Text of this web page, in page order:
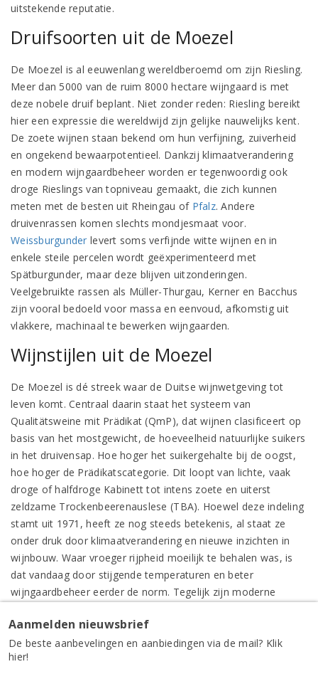
uitstekende reputatie.
Druifsoorten uit de Moezel
De Moezel is al eeuwenlang wereldberoemd om zijn Riesling.
Meer dan 5000 van de ruim 8000 hectare wijngaard is met
deze nobele druif beplant. Niet zonder reden: Riesling bereikt
hier een expressie die wereldwijd zijn gelijke nauwelijks kent.
De zoete wijnen staan bekend om hun verfijning, zuiverheid
en ongekend bewaarpotentieel. Dankzij klimaatverandering
en modern wijngaardbeheer worden er tegenwoordig ook
droge Rieslings van topniveau gemaakt, die zich kunnen
meten met de besten uit Rheingau of Pfalz. Andere
druivenrassen komen slechts mondjesmaat voor.
Weissburgunder levert soms verfijnde witte wijnen en in
enkele steile percelen wordt geëxperimenteerd met
Spätburgunder, maar deze blijven uitzonderingen.
Veelgebruikte rassen als Müller-Thurgau, Kerner en Bacchus
zijn vooral bedoeld voor massa en eenvoud, afkomstig uit
vlakkere, machinaal te bewerken wijngaarden.
Wijnstijlen uit de Moezel
De Moezel is dé streek waar de Duitse wijnwetgeving tot
leven komt. Centraal daarin staat het systeem van
Qualitätsweine mit Prädikat (QmP), dat wijnen clasificeert op
basis van het mostgewicht, de hoeveelheid natuurlijke suikers
in het druivensap. Hoe hoger het suikergehalte bij de oogst,
hoe hoger de Prädikatscategorie. Dit loopt van lichte, vaak
droge of halfdroge Kabinett tot intens zoete en uiterst
zeldzame Trockenbeerenauslese (TBA). Hoewel deze indeling
stamt uit 1971, heeft ze nog steeds betekenis, al staat ze
onder druk door klimaatverandering en nieuwe inzichten in
wijnbouw. Waar vroeger rijpheid moeilijk te behalen was, is
dat vandaag door stijgende temperaturen en beter
wijngaardbeheer eerder de norm. Tegelijk zijn moderne
werken ze met een precisie die de kwaliteit flink verhoogt.
Beerenauslese, Eiswein en
Aanmelden nieuwsbrief
De beste aanbevelingen en aanbiedingen via de mail? Klik
hier!